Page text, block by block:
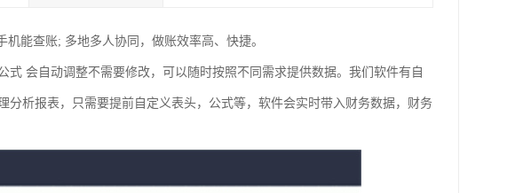
能查账; 多地多人协同，做账效率高、快捷。
会自动调整不需要修改，可以随时按照不同需求提供数据。我们软件有自
析报表，只需要提前自定义表头，公式等，软件会实时带入财务数据，财务